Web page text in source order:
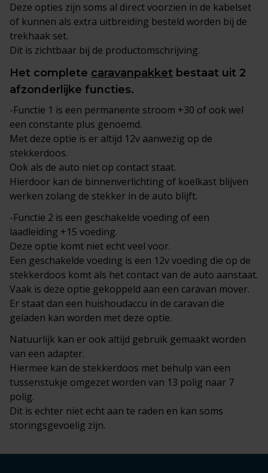
Deze opties zijn soms al direct voorzien in de kabelset
of kunnen als extra uitbreiding besteld worden bij de
trekhaak set.
Dit is zichtbaar bij de productomschrijving.
Het complete caravanpakket bestaat uit 2
afzonderlijke functies.
-Functie 1 is een permanente stroom +30 of ook wel
een constante plus genoemd.
Met deze optie is er altijd 12v aanwezig op de
stekkerdoos.
Ook als de auto niet op contact staat.
Hierdoor kan de binnenverlichting of koelkast blijven
werken zolang de stekker in de auto blijft.
-Functie 2 is een geschakelde voeding of een
laadleiding +15 voeding.
Deze optie komt niet echt veel voor.
Een geschakelde voeding is een 12v voeding die op de
stekkerdoos komt als het contact van de auto aanstaat.
Vaak is deze optie gekoppeld aan een caravan mover.
Er staat dan een huishoudaccu in de caravan die
geladen kan worden met deze optie.
Natuurlijk kan er ook altijd gebruik gemaakt worden
van een adapter.
Hiermee kan de stekkerdoos met behulp van een
tussenstukje omgezet worden van 13 polig naar 7
polig.
Dit is echter niet echt aan te raden en kan soms
storingsgevoelig zijn.